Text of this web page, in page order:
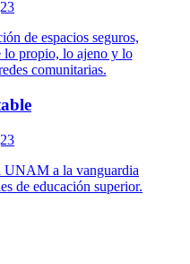
de espacios seguros,
lo propio, lo ajeno y lo
comunitarias.
UNAM a la vanguardia
de educación superior.